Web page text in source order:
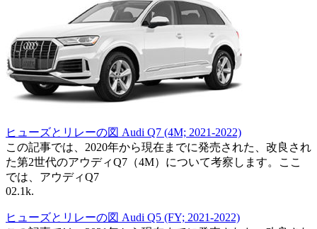
ヒューズとリレーの図 Audi Q7 (4M; 2021-2022)
この記事では、2020年から現在までに発売された、改良され
た第2世代のアウディQ7（4M）について考察します。ここ
では、アウディQ7
02.1k.
ヒューズとリレーの図 Audi Q5 (FY; 2021-2022)